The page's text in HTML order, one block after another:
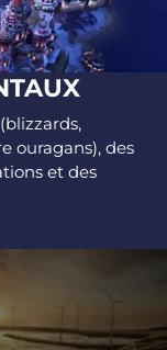
ouragans), des
et des